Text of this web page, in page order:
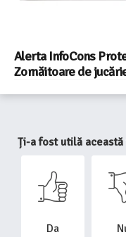
Alerta InfoCons
Zornăitoare de
Ți-a fost utilă
Da